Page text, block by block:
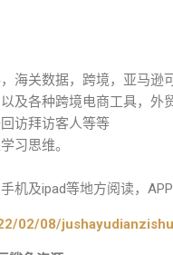
海关数据，跨境，亚马逊
及各种跨境电商工具，外
访拜访客人等等
习思维。
机及ipad等地方阅读，APP
02/08/